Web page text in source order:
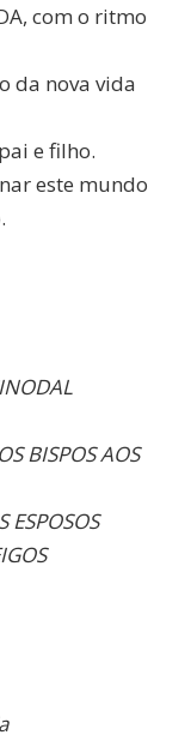
com o ritmo
da nova vida
e filho.
este mundo
BISPOS AOS
ESPOSOS